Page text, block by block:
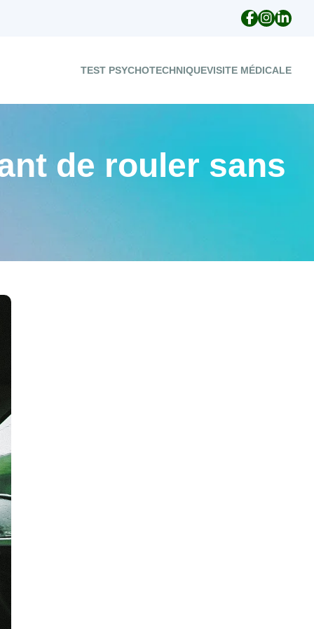
TEST PSYCHOTECHNIQUEVISITE MÉDICALE
de rouler sans